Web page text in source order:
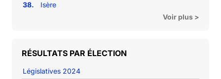
38.
Isère
Voir plus >
RÉSULTATS PAR ÉLECTION
Législatives 2024